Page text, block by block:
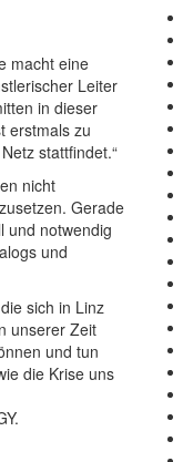
macht eine
Leiter
in dieser
erstmals zu
stattfindet.“
nicht
Gerade
und notwendig
und
sich in Linz
unserer Zeit
und tun
die Krise uns